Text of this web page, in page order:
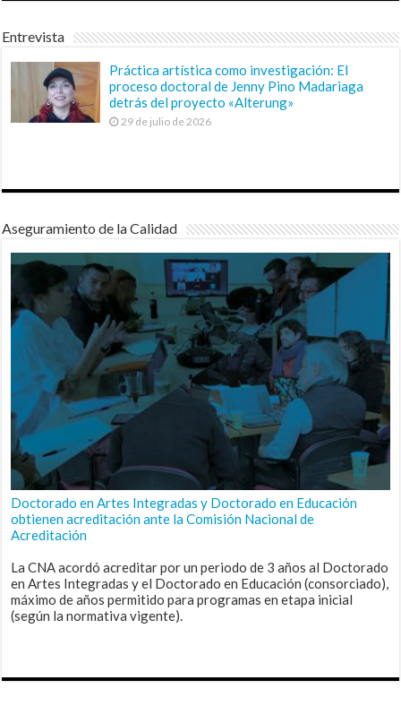
Entrevista
Práctica artística como investigación: El
proceso doctoral de Jenny Pino Madariaga
detrás del proyecto «Alterung»
29 de julio de 2026
Aseguramiento de la Calidad
Doctorado en Artes Integradas y Doctorado en Educación
obtienen acreditación ante la Comisión Nacional de
Acreditación
La CNA acordó acreditar por un periodo de 3 años al Doctorado
en Artes Integradas y el Doctorado en Educación (consorciado),
máximo de años permitido para programas en etapa inicial
(según la normativa vigente).